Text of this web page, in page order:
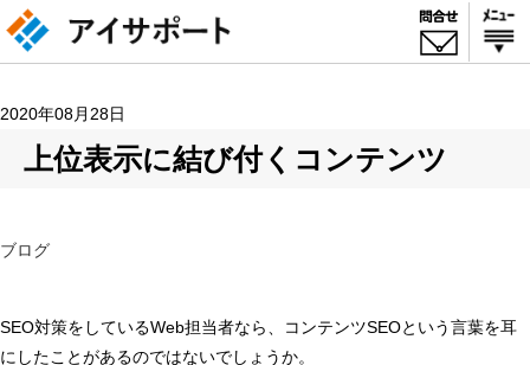
2020年08月28日
上位表示に結び付くコンテンツ
ブログ
SEO対策をしているWeb担当者なら、コンテンツSEOという言葉を耳
にしたことがあるのではないでしょうか。